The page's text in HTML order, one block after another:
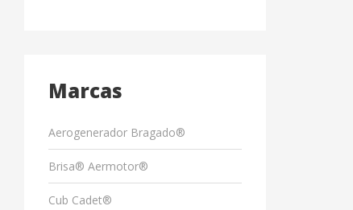
Marcas
Aerogenerador Bragado®
Brisa® Aermotor®
Cub Cadet®